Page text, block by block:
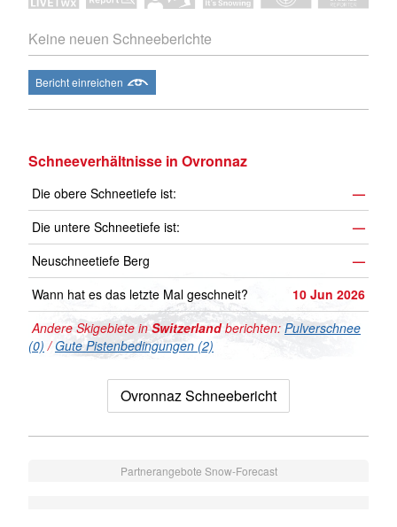
Keine neuen Schneeberichte
Bericht einreichen
Schneeverhältnisse in Ovronnaz
Die obere Schneetiefe ist:
—
Die untere Schneetiefe ist:
—
Neuschneetiefe Berg
—
Wann hat es das letzte Mal geschneit?
10 Jun 2026
Andere Skigebiete inSwitzerlandberichten: Pulverschnee
(0) /Gute Pistenbedingungen (2)
Ovronnaz Schneebericht
Partnerangebote Snow-Forecast